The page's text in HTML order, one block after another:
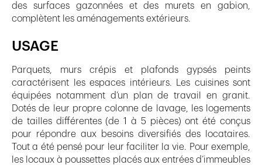
des surfaces gazonnées et des murets en gabion,
complètent les aménagements extérieurs.
USAGE
Parquets, murs crépis et plafonds gypsés peints
caractérisent les espaces intérieurs. Les cuisines sont
équipées notamment d’un plan de travail en granit.
Dotés de leur propre colonne de lavage, les logements
de tailles différentes (de 1 à 5 pièces) ont été conçus
pour répondre aux besoins diversifiés des locataires.
Tout a été pensé pour leur faciliter la vie. Pour exemple,
les locaux à poussettes placés aux entrées d’immeubles